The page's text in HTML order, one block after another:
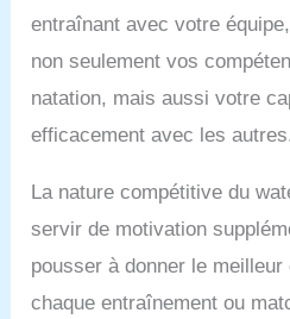
entraînant avec votre
non seulement vos
natation, mais aussi votre
efficacement avec les autres.
La nature compétitive du
servir de motivation
pousser à donner le
chaque entraînement ou